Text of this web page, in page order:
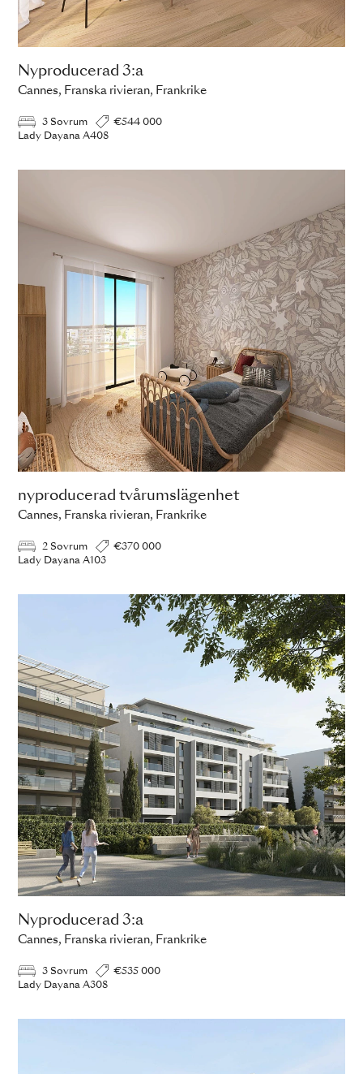
Nyproducerad 3:a
Cannes, Franska rivieran, Frankrike
3 Sovrum
€544 000
Lady Dayana A408
nyproducerad tvårumslägenhet
Cannes, Franska rivieran, Frankrike
2 Sovrum
€370 000
Lady Dayana A103
Nyproducerad 3:a
Cannes, Franska rivieran, Frankrike
3 Sovrum
€535 000
Lady Dayana A308